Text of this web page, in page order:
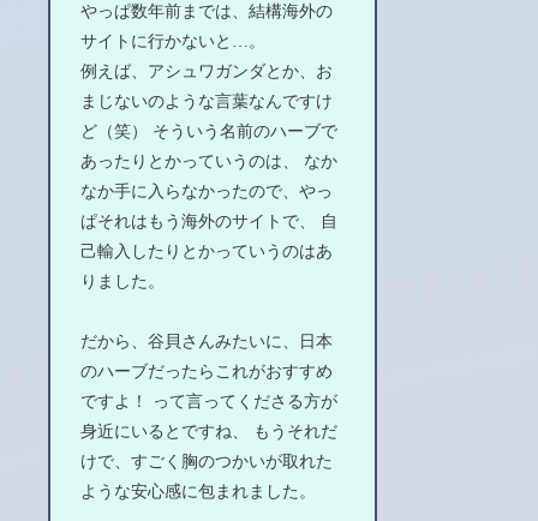
やっぱ数年前までは、結構海外の
サイトに行かないと…。
例えば、アシュワガンダとか、お
まじないのような言葉なんですけ
ど（笑） そういう名前のハーブで
あったりとかっていうのは、 なか
なか手に入らなかったので、やっ
ぱそれはもう海外のサイトで、 自
己輸入したりとかっていうのはあ
りました。
だから、谷貝さんみたいに、日本
のハーブだったらこれがおすすめ
ですよ！ って言ってくださる方が
身近にいるとですね、 もうそれだ
けで、すごく胸のつかいが取れた
ような安心感に包まれました。